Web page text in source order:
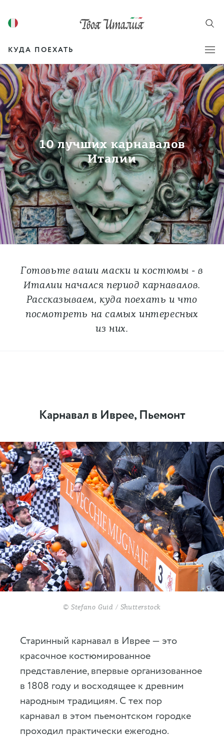
КУДА ПОЕХАТЬ
10 лучших карнавалов
Италии
Готовьте ваши маски и костюмы ‒ в
Италии начался период карнавалов.
Рассказываем, куда поехать и что
посмотреть на самых интересных
из них.
Карнавал в Иврее, Пьемонт
© Stefano Guid / Shutterstock
Старинный карнавал в Иврее — это
красочное костюмированное
представление, впервые организованное
в 1808 году и восходящее к древним
народным традициям. С тех пор
карнавал в этом пьемонтском городке
проходил практически ежегодно.